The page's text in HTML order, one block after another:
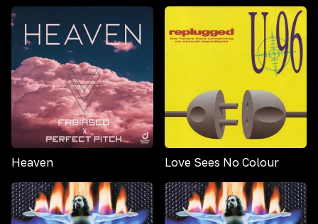
Heaven Love Sees No Colour